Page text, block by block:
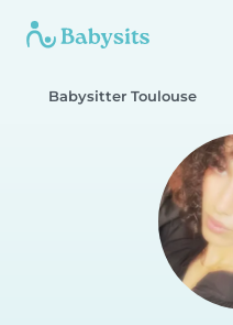
Babysitter Toulouse